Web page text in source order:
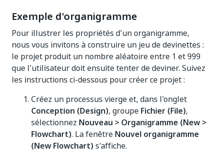
Exemple d'organigramme
Pour illustrer les propriétés d'un organigramme,
nous vous invitons à construire un jeu de devinettes :
le projet produit un nombre aléatoire entre 1 et 999
que l'utilisateur doit ensuite tenter de deviner. Suivez
les instructions ci-dessous pour créer ce projet :
Créez un processus vierge et, dans l'onglet
Conception (Design), groupe Fichier (File),
sélectionnez Nouveau > Organigramme (New >
Flowchart). La fenêtre Nouvel organigramme
(New Flowchart) s'affiche.